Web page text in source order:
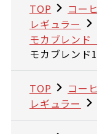
TOP コー
レギュラー
モカブレンド
モカブレンド
TOP コー
レギュラー